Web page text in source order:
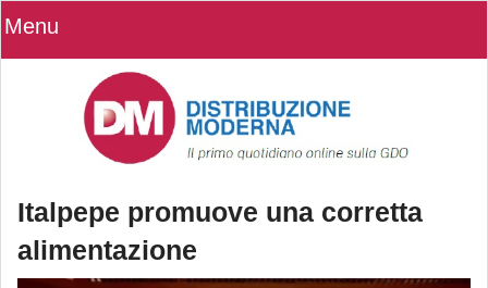
Menu
Italpepe promuove una corretta
alimentazione